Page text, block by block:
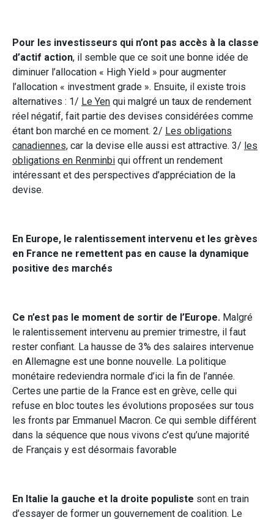
Pour les investisseurs qui n’ont pas accès à la classe
d’actif action, il semble que ce soit une bonne idée de
diminuer l’allocation « High Yield » pour augmenter
l’allocation « investment grade ». Ensuite, il existe trois
alternatives : 1/ Le Yen qui malgré un taux de rendement
réel négatif, fait partie des devises considérées comme
étant bon marché en ce moment. 2/ Les obligations
canadiennes, car la devise elle aussi est attractive. 3/ les
obligations en Renminbi qui offrent un rendement
intéressant et des perspectives d’appréciation de la
devise.
En Europe, le ralentissement intervenu et les grèves
en France ne remettent pas en cause la dynamique
positive des marchés
Ce n’est pas le moment de sortir de l’Europe. Malgré
le ralentissement intervenu au premier trimestre, il faut
rester confiant. La hausse de 3% des salaires intervenue
en Allemagne est une bonne nouvelle. La politique
monétaire redeviendra normale d’ici la fin de l’année.
Certes une partie de la France est en grève, celle qui
refuse en bloc toutes les évolutions proposées sur tous
les fronts par Emmanuel Macron. Ce qui semble différent
dans la séquence que nous vivons c’est qu’une majorité
de Français y est désormais favorable
En Italie la gauche et la droite populiste sont en train
d’essayer de former un gouvernement de coalition. Le